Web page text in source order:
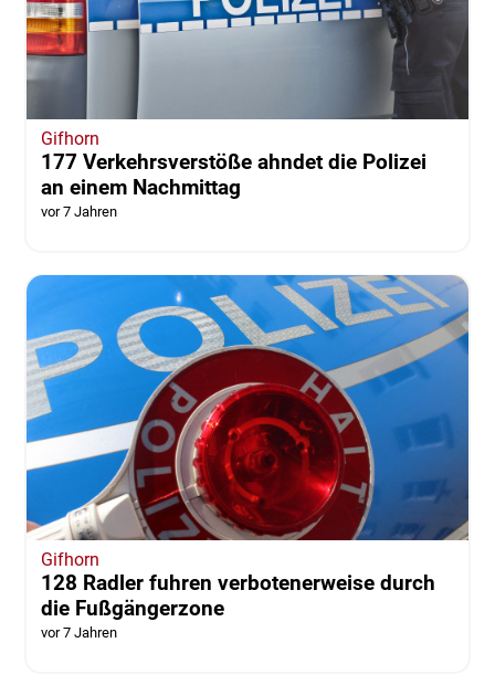
Gifhorn
177 Verkehrsverstöße ahndet die Polizei
an einem Nachmittag
vor 7 Jahren
Gifhorn
128 Radler fuhren verbotenerweise durch
die Fußgängerzone
vor 7 Jahren